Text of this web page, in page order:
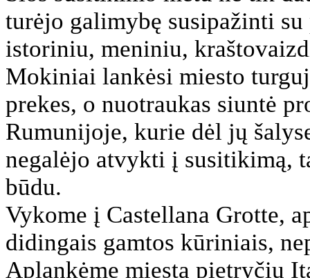
turėjo galimybę susipažinti
istoriniu, meniniu,
Mokiniai lankėsi miesto
prekes, o nuotraukas siuntė
Rumunijoje, kurie dėl jų
negalėjo atvykti į susitikimą,
būdu.
Vykome į Castellana Grotte,
didingais gamtos kūriniais,
Aplankėme miestą pietryčių